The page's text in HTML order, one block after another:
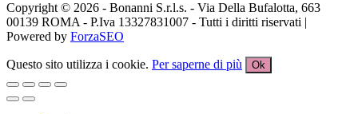
Copyright © 2026 - Bonanni S.r.l.s. - Via Della Bufalotta, 663
00139 ROMA - P.Iva 13327831007 - Tutti i diritti riservati |
Powered by ForzaSEO
Questo sito utilizza i cookie. Per saperne di più Ok